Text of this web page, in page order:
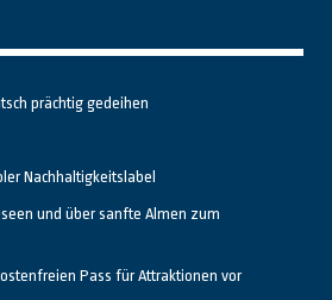
prächtig gedeihen
Nachhaltigkeitslabel
und über sanfte Almen zum
Pass für Attraktionen vor